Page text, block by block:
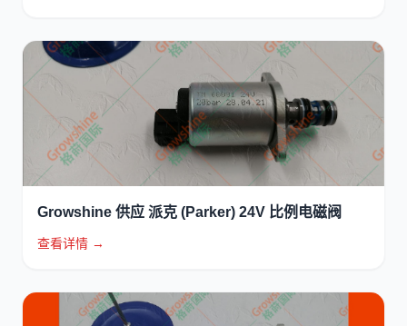
Growshine 供应 派克 (Parker) 24V 比例电磁阀
查看详情 →